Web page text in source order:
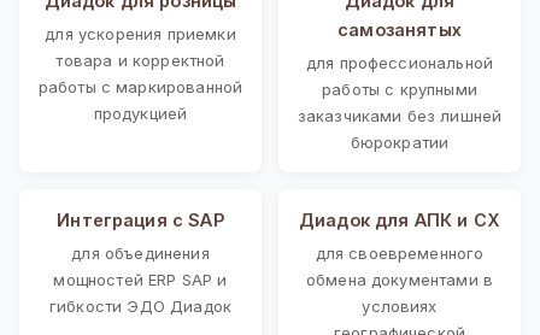
для ускорения приемки
товара и корректной
работы с маркированной
продукцией
самозанятых
для профессиональной
работы с крупными
заказчиками без лишней
бюрократии
Интеграция с SAP
для объединения
мощностей ERP SAP и
гибкости ЭДО Диадок
Диадок для АПК и СХ
для своевременного
обмена документами в
условиях